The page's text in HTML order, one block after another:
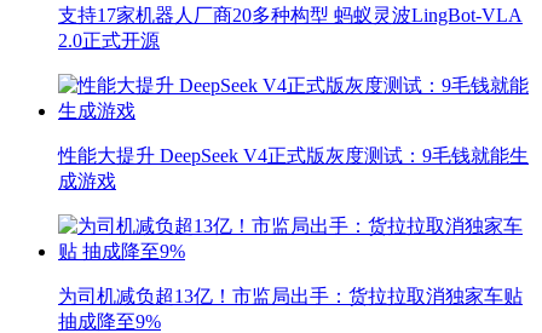
支持17家机器人厂商20多种构型 蚂蚁灵波LingBot-VLA
2.0正式开源
性能大提升 DeepSeek V4正式版灰度测试：9毛钱就能生
成游戏
为司机减负超13亿！市监局出手：货拉拉取消独家车贴
抽成降至9%